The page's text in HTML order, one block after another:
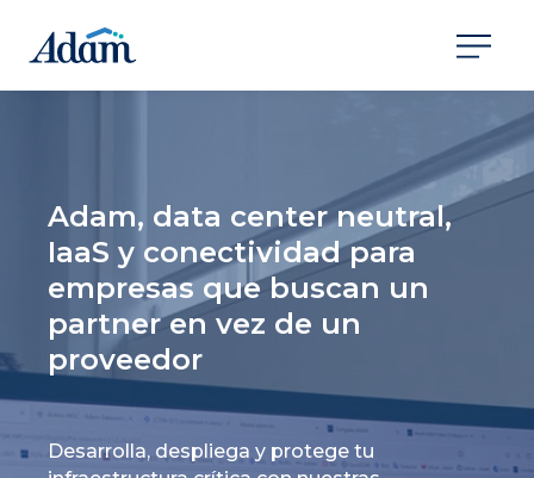
Adam, data center neutral,
IaaS y conectividad para
empresas que buscan un
partner en vez de un
proveedor
Desarrolla, despliega y protege tu